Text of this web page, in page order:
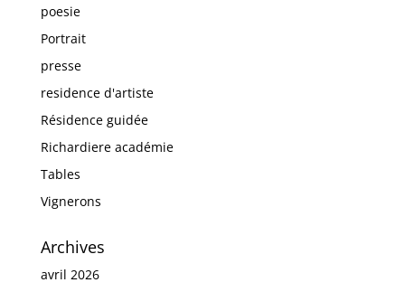
poesie
Portrait
presse
residence d'artiste
Résidence guidée
Richardiere académie
Tables
Vignerons
Archives
avril 2026